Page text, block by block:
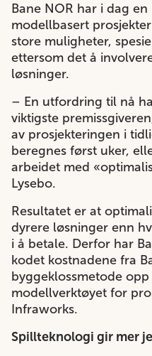
Bane NOR har i dag
modellbasert
store muligheter,
ettersom det å
løsninger.
– En utfordring til nå
viktigste
av prosjekteringen i
beregnes først uker,
arbeidet med
Lysebo.
Resultatet er at
dyrere løsninger enn
i å betale. Derfor har
kodet kostnadene fra
byggeklossmetode
modellverktøyet for
Infraworks.
Spillteknologi gir mer